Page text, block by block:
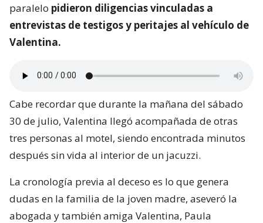
paralelo pidieron diligencias vinculadas a
entrevistas de testigos y peritajes al vehículo de
Valentina.
Cabe recordar que durante la mañana del sábado
30 de julio, Valentina llegó acompañada de otras
tres personas al motel, siendo encontrada minutos
después sin vida al interior de un jacuzzi.
La cronología previa al deceso es lo que genera
dudas en la familia de la joven madre, aseveró la
abogada y también amiga Valentina, Paula